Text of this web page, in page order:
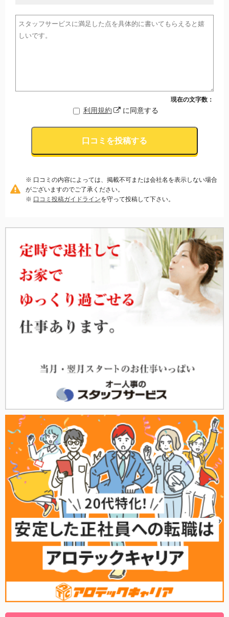
現在の文字数：
利用規約 に同意する
口コミを投稿する
※ 口コミの内容によっては、掲載不可または会社名を表示しない場合
がございますのでご了承ください。
※ 口コミ投稿ガイドラインを守って投稿して下さい。